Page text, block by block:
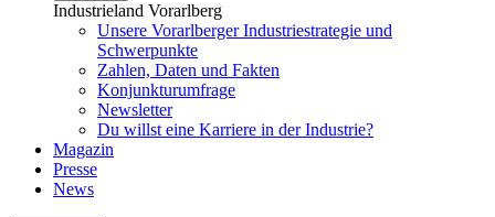
Industrieland Vorarlberg
Unsere Vorarlberger Industriestrategie und
Schwerpunkte
Zahlen, Daten und Fakten
Konjunkturumfrage
Newsletter
Du willst eine Karriere in der Industrie?
Magazin
Presse
News